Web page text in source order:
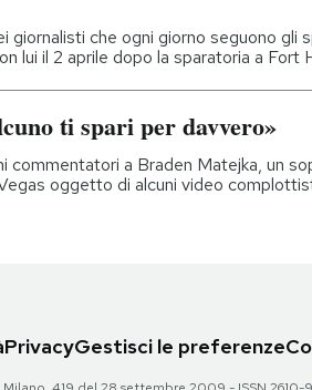
giornalisti che ogni giorno seguono gli
lui il 2 aprile dopo la sparatoria a Fort
ti spari per davvero»
commentatori a Braden Matejka, un
oggetto di alcuni video
PrivacyGestisci le preferenze